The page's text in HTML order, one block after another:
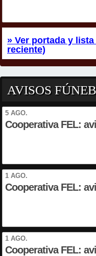
» Ver portada y
reciente)
AVISOS
5 AGO.
Cooperativa FEL:
1 AGO.
Cooperativa FEL:
1 AGO.
Cooperativa FEL: